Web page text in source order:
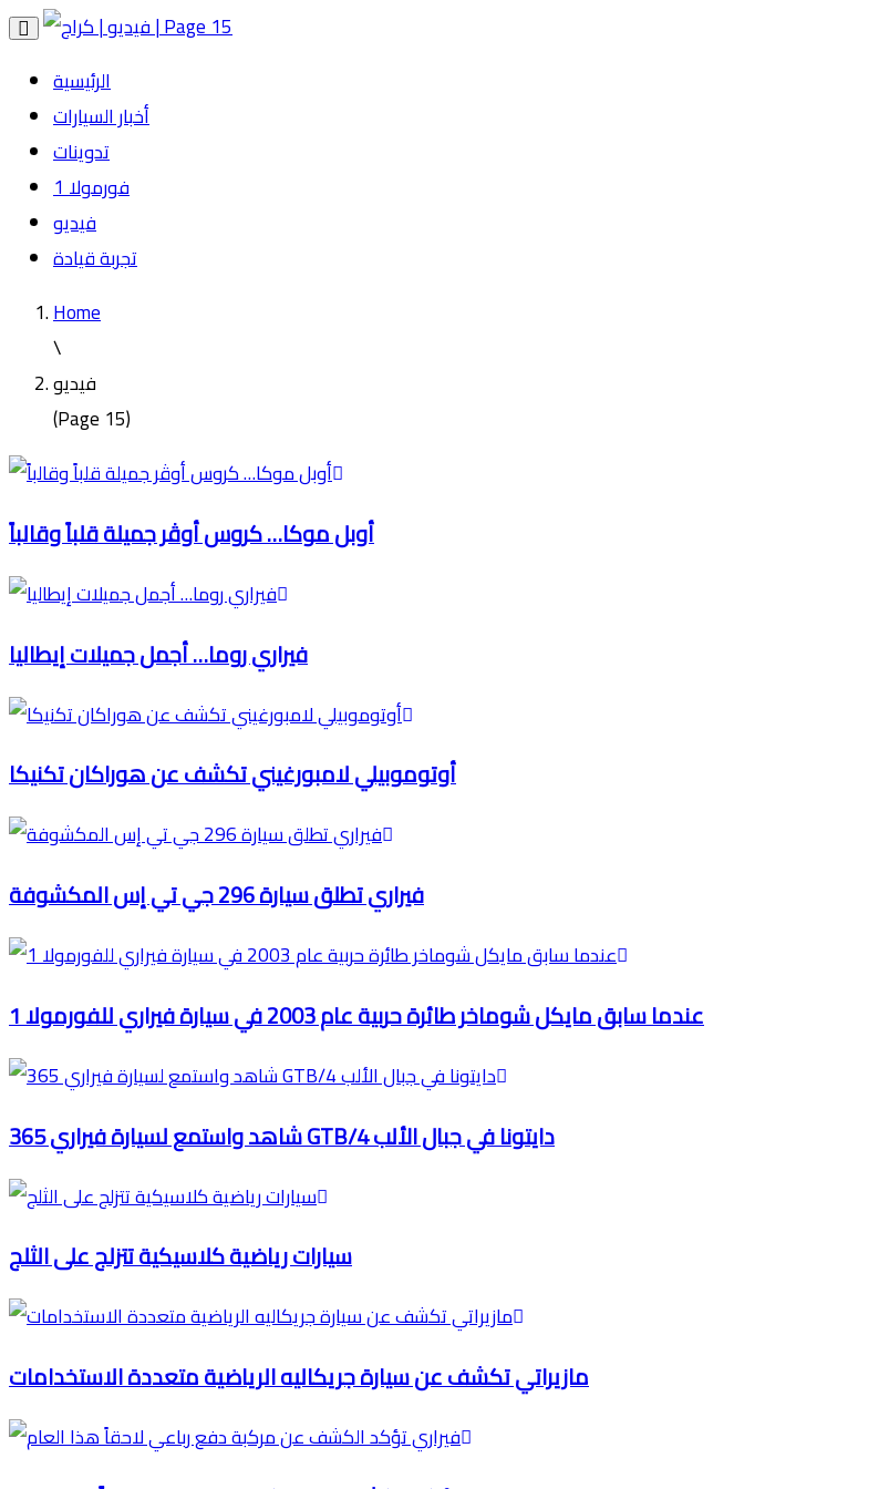
Toggle
الرئيسية
أخبار السيارات
تدوينات
فورمولا 1
فيديو
تجربة قيادة
Home
\
فيديو
(Page 15)
أوبل موكا… كروس أوڤر جميلة قلباً وقالباً
فيراري روما… أجمل جميلات إيطاليا
أوتوموبيلي لامبورغيني تكشف عن هوراكان تكنيكا
فيراري تطلق سيارة 296 جي تي إس المكشوفة
عندما سابق مايكل شوماخر طائرة حربية عام 2003 في سيارة فيراري للفورمولا 1
شاهد واستمع لسيارة فيراري 365 GTB/4 دايتونا في جبال الألب
سيارات رياضية كلاسيكية تتزلج على الثلج
مازيراتي تكشف عن سيارة جريكاليه الرياضية متعددة الاستخدامات